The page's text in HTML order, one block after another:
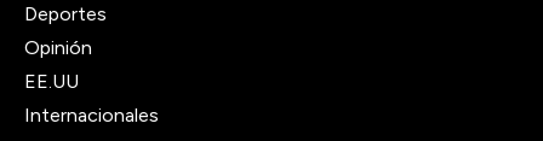
Deportes
Opinión
EE.UU
Internacionales